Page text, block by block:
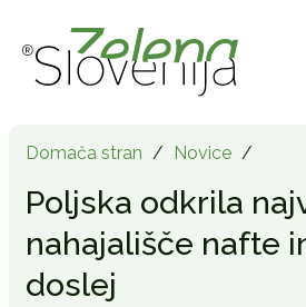
Domača stran / Novice /
Poljska odkrila
nahajališče nafte
doslej